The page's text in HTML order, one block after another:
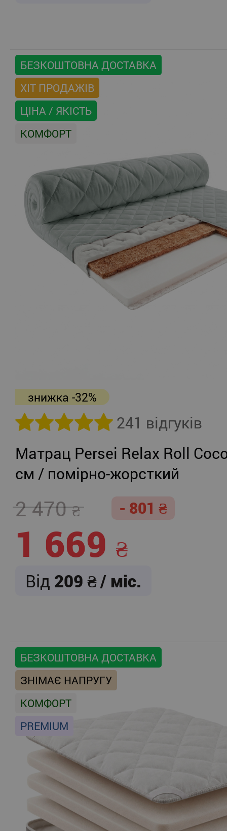
БЕЗКОШТОВНА ДОСТАВКА
ХІТ ПРОДАЖІВ
ЦІНА / ЯКІСТЬ
КОМФОРТ
знижка -32%
241 відгуків
Матрац Persei Relax Roll
см / помірно-жорсткий
2 470 - 801
1 669
Від 209 / міс.
БЕЗКОШТОВНА ДОСТАВКА
ЗНІМАЄ НАПРУГУ
КОМФОРТ
PREMIUM